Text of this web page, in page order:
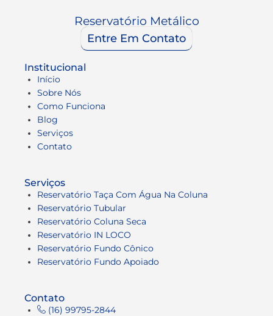
Reservatório Metálico
Entre Em Contato
Institucional
Início
Sobre Nós
Como Funciona
Blog
Serviços
Contato
Serviços
Reservatório Taça Com Água Na Coluna
Reservatório Tubular
Reservatório Coluna Seca
Reservatório IN LOCO
Reservatório Fundo Cônico
Reservatório Fundo Apoiado
Contato
(16) 99795-2844